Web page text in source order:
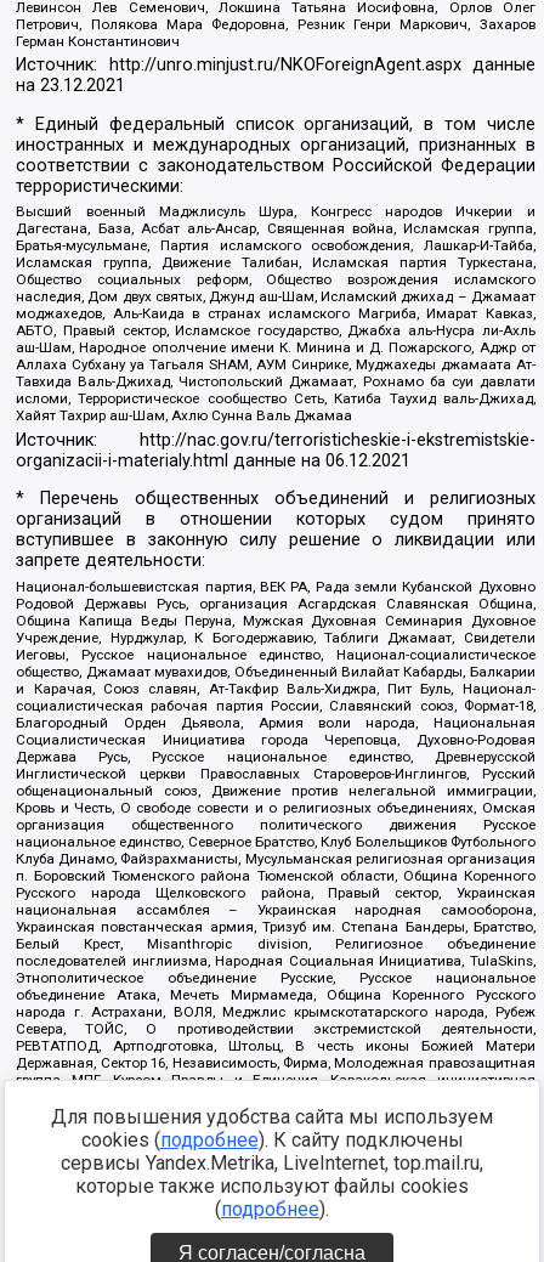
Левинсон Лев Семенович, Локшина Татьяна Иосифовна, Орлов Олег
Петрович, Полякова Мара Федоровна, Резник Генри Маркович, Захаров
Герман Константинович
Источник: http://unro.minjust.ru/NKOForeignAgent.aspxданные
на23.12.2021
* Единый федеральный список организаций, в том числе
иностранных и международных организаций, признанных в
соответствии с законодательством Российской Федерации
террористическими:
Высший военный Маджлисуль Шура, Конгресс народов Ичкерии и
Дагестана, База, Асбат аль-Ансар, Священная война, Исламская группа,
Братья-мусульмане, Партия исламского освобождения, Лашкар-И-Тайба,
Исламская группа, Движение Талибан, Исламская партия Туркестана,
Общество социальных реформ, Общество возрождения исламского
наследия, Дом двух святых, Джунд аш-Шам, Исламский джихад – Джамаат
моджахедов, Аль-Каида в странах исламского Магриба, Имарат Кавказ,
АБТО, Правый сектор, Исламское государство, Джабха аль-Нусра ли-Ахль
аш-Шам, Народное ополчение имени К. Минина и Д. Пожарского, Аджр от
Аллаха Субхану уа Тагьаля SHAM, АУМ Синрике, Муджахеды джамаата Ат-
Тавхида Валь-Джихад, Чистопольский Джамаат, Рохнамо ба суи давлати
исломи, Террористическое сообщество Сеть, Катиба Таухид валь-Джихад,
Хайят Тахрир аш-Шам, Ахлю Сунна Валь Джамаа
Источник:
http://nac.gov.ru/terroristicheskie-i-ekstremistskie-
organizacii-i-materialy.html данные на06.12.2021
* Перечень общественных объединений и религиозных
организаций в отношении которых судом принято
вступившее в законную силу решение о ликвидации или
запрете деятельности:
Национал-большевистская партия, ВЕК РА, Рада земли Кубанской Духовно
Родовой Державы Русь, организация Асгардская Славянская Община,
Община Капища Веды Перуна, Мужская Духовная Семинария Духовное
Учреждение, Нурджулар, К Богодержавию, Таблиги Джамаат, Свидетели
Иеговы, Русское национальное единство, Национал-социалистическое
общество, Джамаат мувахидов, Объединенный Вилайат Кабарды, Балкарии
и Карачая, Союз славян, Ат-Такфир Валь-Хиджра, Пит Буль, Национал-
социалистическая рабочая партия России, Славянский союз, Формат-18,
Благородный Орден Дьявола, Армия воли народа, Национальная
Социалистическая Инициатива города Череповца, Духовно-Родовая
Держава Русь, Русское национальное единство, Древнерусской
Инглистической церкви Православных Староверов-Инглингов, Русский
общенациональный союз, Движение против нелегальной иммиграции,
Кровь и Честь, О свободе совести и о религиозных объединениях, Омская
организация общественного политического движения Русское
национальное единство, Северное Братство, Клуб Болельщиков Футбольного
Клуба Динамо, Файзрахманисты, Мусульманская религиозная организация
п. Боровский Тюменского района Тюменской области, Община Коренного
Русского народа Щелковского района, Правый сектор, Украинская
национальная ассамблея – Украинская народная самооборона,
Украинская повстанческая армия, Тризуб им. Степана Бандеры, Братство,
Белый Крест, Misanthropic division, Религиозное объединение
последователей инглиизма, Народная Социальная Инициатива, TulaSkins,
Этнополитическое объединение Русские, Русское национальное
объединение Атака, Мечеть Мирмамеда, Община Коренного Русского
народа г. Астрахани, ВОЛЯ, Меджлис крымскотатарского народа, Рубеж
Севера, ТОЙС, О противодействии экстремистской деятельности,
РЕВТАТПОД, Артподготовка, Штольц, В честь иконы Божией Матери
Державная, Сектор 16, Независимость, Фирма, Молодежная правозащитная
группа МПГ, Курсом Правды и Единения, Каракольская инициативная
Благотворительный пансионат Ак Умут, Русская республика Русь,
Арестантское уголовное единство, Башкорт, Нация и свобода, W.H.С., Фалунь
Дафа, Иртыш Ultras, Русский Патриотический клуб-Новокузнецк/РПК,
Сибирский державный союз, Фонд борьбы с коррупцией, Фонд защиты прав
граждан, Штабы Навального, Совет граждан СССР Прикубанского округа г.
Краснодара
https://minjust.gov.ru/ru/documents/7822/
Для повышения удобства сайта мы используем
cookies (подробнее). К сайту подключены
сервисы Yandex.Metrika, LiveInternet, top.mail.ru,
которые также используют файлы cookies
(подробнее).
Я согласен/согласна